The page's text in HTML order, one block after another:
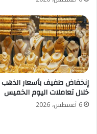
إنخفاض طفيف بأسعار الذهب
خلال تعاملات اليوم الخميس
6 أغسطس، 2026